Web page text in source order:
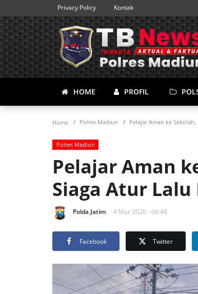
Privacy Policy Kontak
HOME PROFIL
Home Polres Madiun Pelajar Aman ke
Polres Madiun
Pelajar Aman
Siaga Atur Lalu
Polda Jatim 4 Mar 2026 - 08:48
Facebook Twitter